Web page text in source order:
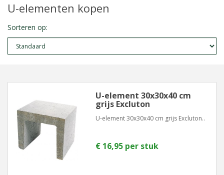
U-elementen kopen
Sorteren op:
U-element 30x30x40 cm
grijs Excluton
U-element 30x30x40 cm grijs Excluton..
€ 16,95 per stuk